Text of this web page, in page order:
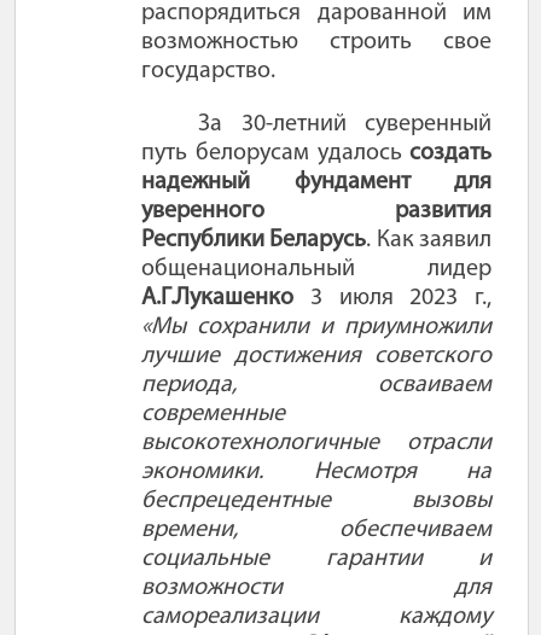
распорядиться дарованной им
возможностью строить свое
государство.
За 30-летний суверенный
путь белорусам удалосьсоздать
надежный фундамент для
уверенного развития
Республики Беларусь. Как заявил
общенациональный лидер
А.Г.Лукашенко
3 июля 2023 г.,
«Мы сохранили и приумножили
лучшие достижения советского
периода, осваиваем
современные
высокотехнологичные отрасли
экономики. Несмотря на
беспрецедентные вызовы
времени, обеспечиваем
социальные гарантии и
возможности для
самореализации каждому